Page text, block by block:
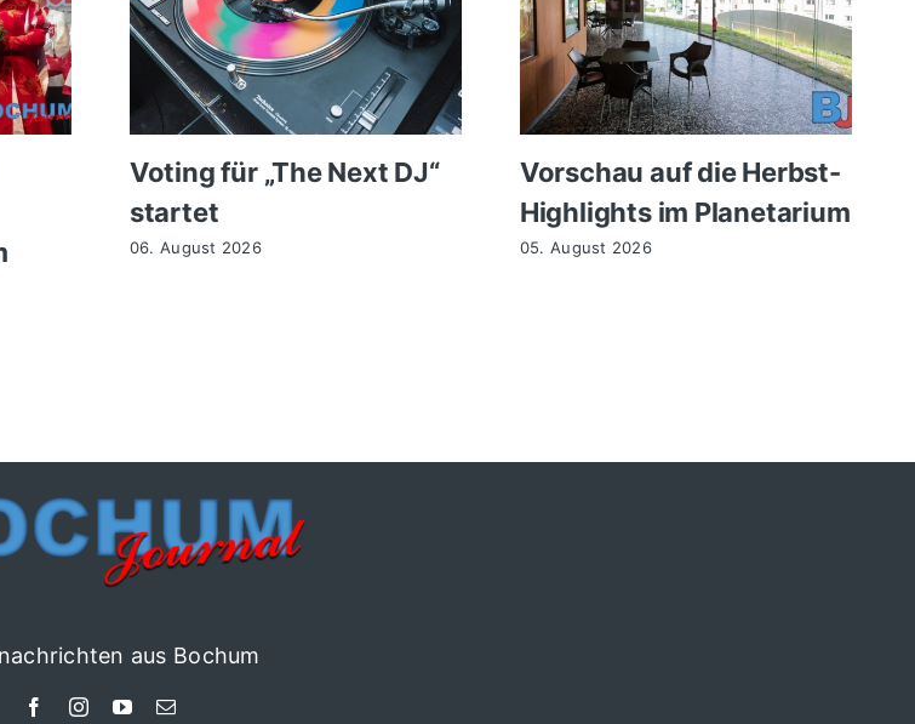
Voting für „The Next DJ“
startet
06. August 2026
Vorschau auf die Herbst-
Highlights im Planetarium
05. August 2026
aus Bochum